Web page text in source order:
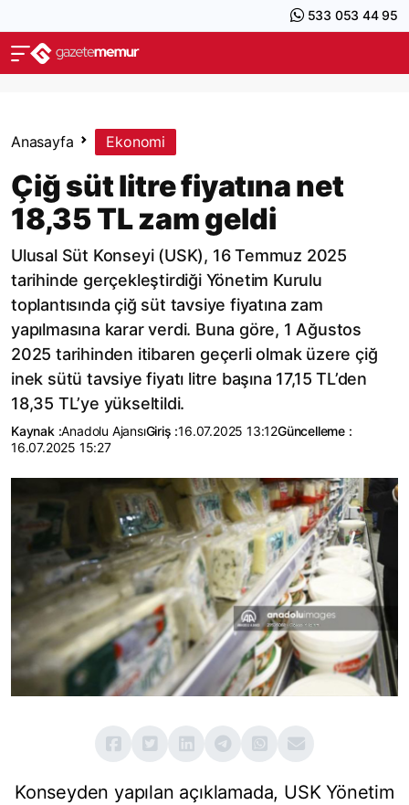
533 053 44 95
Anasayfa Ekonomi
Çiğ süt litre fiyatına net
18,35 TL zam geldi
Ulusal Süt Konseyi (USK), 16 Temmuz 2025
tarihinde gerçekleştirdiği Yönetim Kurulu
toplantısında çiğ süt tavsiye fiyatına zam
yapılmasına karar verdi. Buna göre, 1 Ağustos
2025 tarihinden itibaren geçerli olmak üzere çiğ
inek sütü tavsiye fiyatı litre başına 17,15 TL’den
18,35 TL’ye yükseltildi.
Kaynak :Anadolu AjansıGiriş :16.07.2025 13:12Güncelleme :
16.07.2025 15:27
Konseyden yapılan açıklamada, USK Yönetim